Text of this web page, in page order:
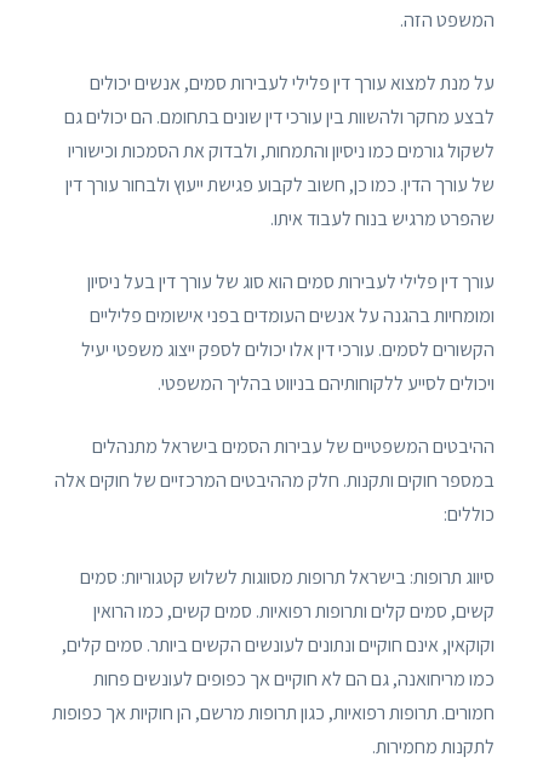
המשפט הזה.
על מנת למצוא עורך דין פלילי לעבירות סמים, אנשים יכולים
לבצע מחקר ולהשוות בין עורכי דין שונים בתחומם. הם יכולים גם
לשקול גורמים כמו ניסיון והתמחות, ולבדוק את הסמכות וכישוריו
של עורך הדין. כמו כן, חשוב לקבוע פגישת ייעוץ ולבחור עורך דין
שהפרט מרגיש בנוח לעבוד איתו.
עורך דין פלילי לעבירות סמים הוא סוג של עורך דין בעל ניסיון
ומומחיות בהגנה על אנשים העומדים בפני אישומים פליליים
הקשורים לסמים. עורכי דין אלו יכולים לספק ייצוג משפטי יעיל
ויכולים לסייע ללקוחותיהם בניווט בהליך המשפטי.
ההיבטים המשפטיים של עבירות הסמים בישראל מתנהלים
במספר חוקים ותקנות. חלק מההיבטים המרכזיים של חוקים אלה
כוללים:
סיווג תרופות: בישראל תרופות מסווגות לשלוש קטגוריות: סמים
קשים, סמים קלים ותרופות רפואיות. סמים קשים, כמו הרואין
וקוקאין, אינם חוקיים ונתונים לעונשים הקשים ביותר. סמים קלים,
כמו מריחואנה, גם הם לא חוקיים אך כפופים לעונשים פחות
חמורים. תרופות רפואיות, כגון תרופות מרשם, הן חוקיות אך כפופות
לתקנות מחמירות.